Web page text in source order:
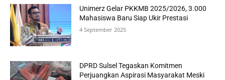
Unimerz Gelar PKKMB 2025/2026, 3.000
Mahasiswa Baru Siap Ukir Prestasi
4 September 2025
DPRD Sulsel Tegaskan Komitmen
Perjuangkan Aspirasi Masyarakat Meski